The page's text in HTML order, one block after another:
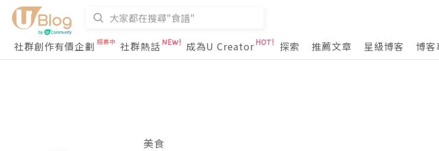
社群創作有價企劃
社群熱話 成為U Creator 探索 推薦文章 星級博客 博客
美食